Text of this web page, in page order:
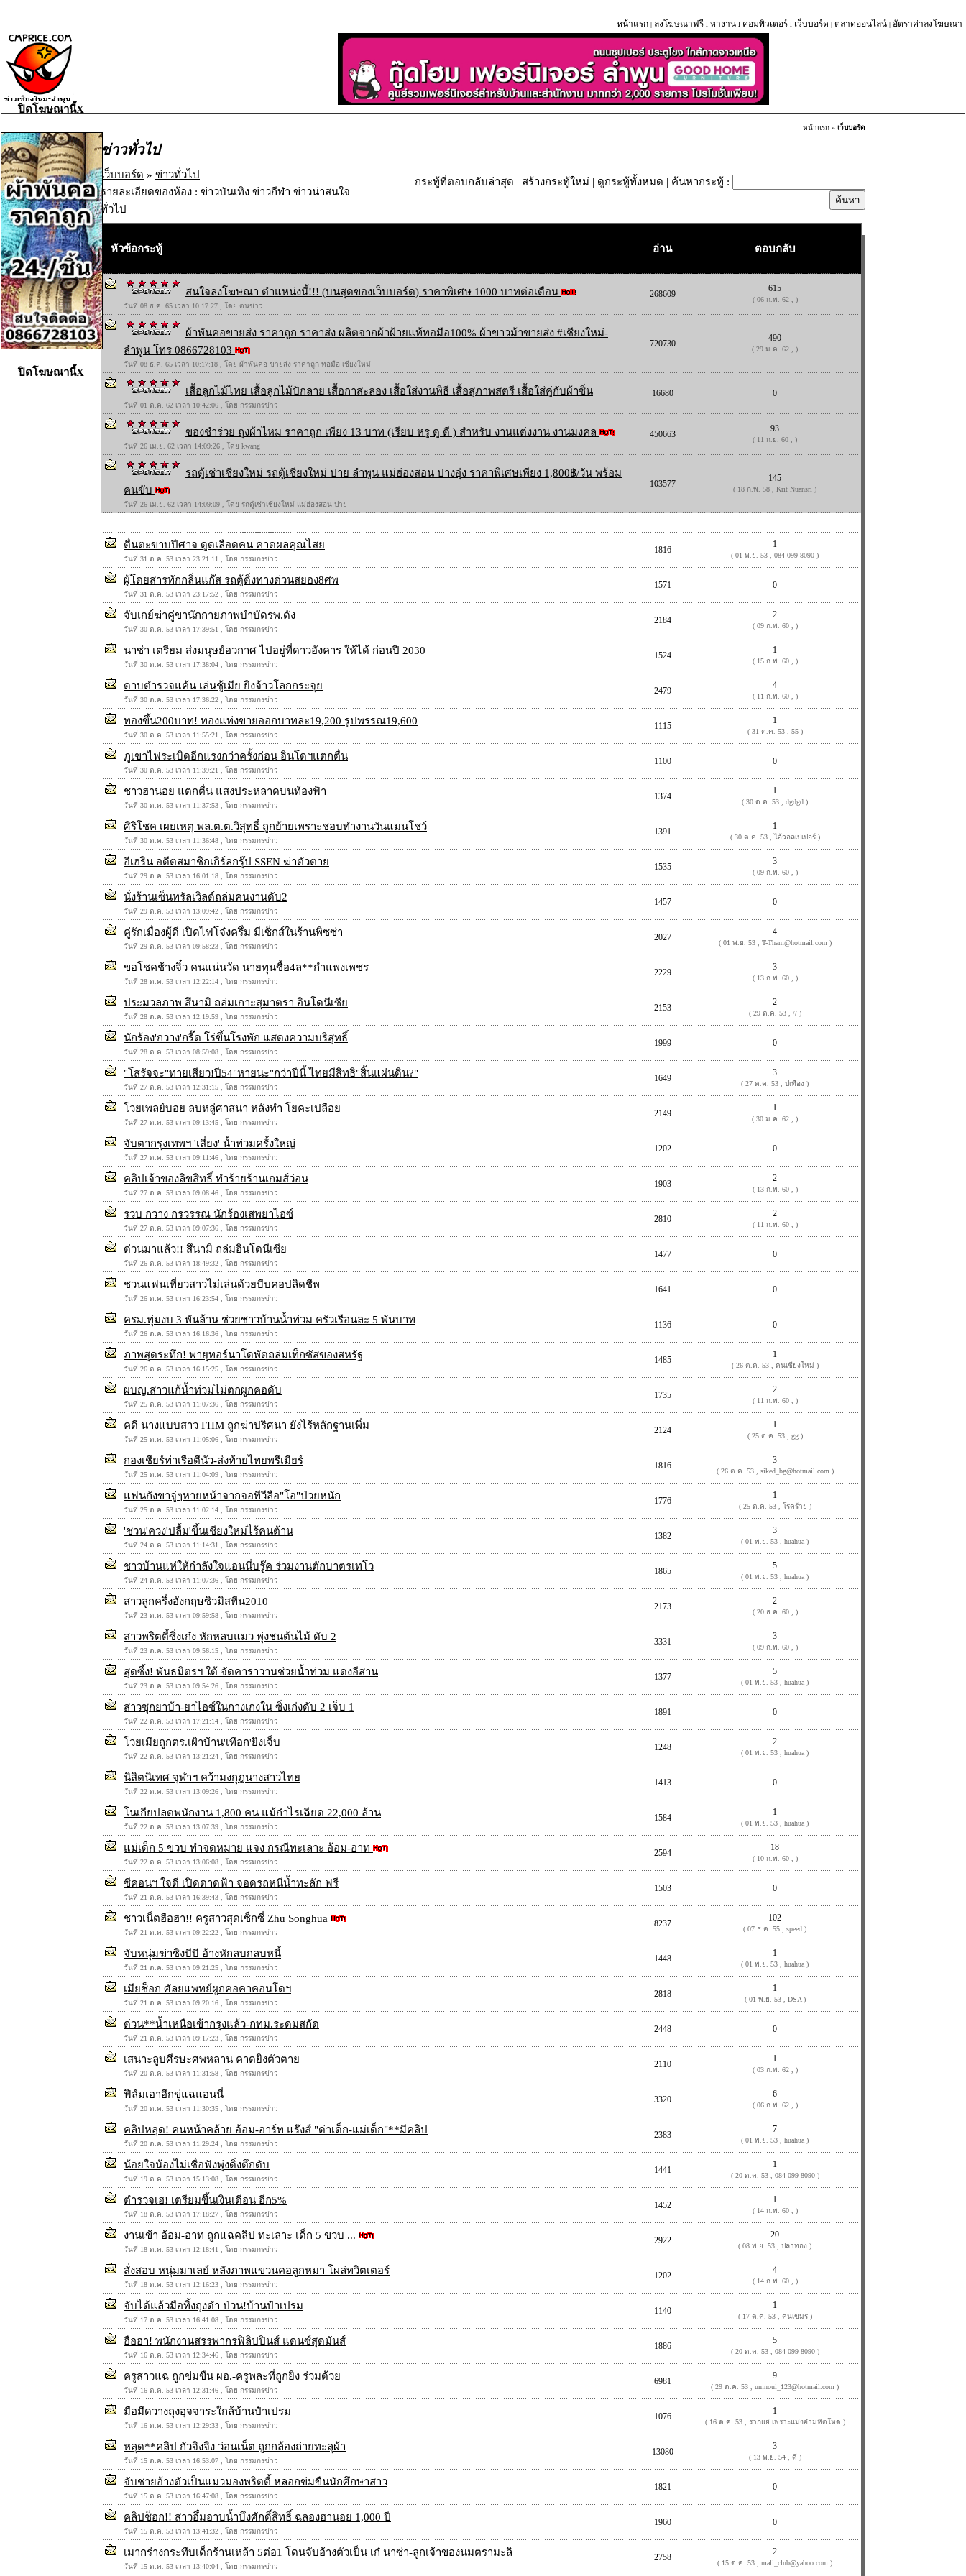
หน้าแรก | ลงโฆษณาฟรี l หางาน l คอมพิวเตอร์ l เว็บบอร์ด | ตลาดออนไลน์ | อัตราค่าลงโฆษณา
หน้าแรก » เว็บบอร์ด
ข่าวทั่วไป
เว็บบอร์ด » ข่าวทั่วไป
รายละเอียดของห้อง : ข่าวบันเทิง ข่าวกีฬา ข่าวน่าสนใจ
ทั่วไป
กระทู้ที่ตอบกลับล่าสุด | สร้างกระทู้ใหม่ | ดูกระทู้ทั้งหมด | ค้นหากระทู้ :
หัวข้อกระทู้ อ่าน ตอบกลับ
สนใจลงโฆษณา ตำแหน่งนี้!!! (บนสุดของเว็บบอร์ด) ราคาพิเศษ 1000 บาทต่อเดือน
วันที่ 08 ธ.ค. 65 เวลา 10:17:27 , โดย ตนข่าว
268609
615
( 06 ก.พ. 62 , )
ผ้าพันคอขายส่ง ราคาถูก ราคาส่ง ผลิตจากผ้าฝ้ายแท้ทอมือ100% ผ้าขาวม้าขายส่ง #เชียงใหม่-
ลำพูน โทร 0866728103
วันที่ 08 ธ.ค. 65 เวลา 10:17:18 , โดย ผ้าพันคอ ขายส่ง ราคาถูก ทอมือ เชียงใหม่
720730
490
( 29 ม.ค. 62 , )
เสื้อลูกไม้ไทย เสื้อลูกไม้ปักลาย เสื้อกาสะลอง เสื้อใส่งานพิธี เสื้อสุภาพสตรี เสื้อใส่คู่กับผ้าซิ่น
วันที่ 01 ต.ค. 62 เวลา 10:42:06 , โดย กรรมกรข่าว
16680 0
ของชำร่วย ถุงผ้าไหม ราคาถูก เพียง 13 บาท (เรียบ หรู ดู ดี ) สำหรับ งานแต่งงาน งานมงคล
วันที่ 26 เม.ย. 62 เวลา 14:09:26 , โดย kwang
450663
93
( 11 ก.ย. 60 , )
รถตู้เช่าเชียงใหม่ รถตู้เชียงใหม่ ปาย ลำพูน แม่ฮ่องสอน ปางอุ๋ง ราคาพิเศษเพียง 1,800฿/วัน พร้อม
คนขับ
วันที่ 26 เม.ย. 62 เวลา 14:09:09 , โดย รถตู้เช่าเชียงใหม่ แม่ฮ่องสอน ปาย
103577
145
( 18 ก.พ. 58 , Krit Nuansri )
ตื่นตะขาบปีศาจ ดูดเลือดคน คาดผลคุณไสย
วันที่ 31 ต.ค. 53 เวลา 23:21:11 , โดย กรรมกรข่าว
1816
1
( 01 พ.ย. 53 , 084-099-8090 )
ผู้โดยสารทักกลิ่นแก๊ส รถตู้ดิ่งทางด่วนสยอง8ศพ
วันที่ 31 ต.ค. 53 เวลา 23:17:52 , โดย กรรมกรข่าว
1571 0
จับเกย์ฆ่าคู่ขานักกายภาพบำบัดรพ.ดัง
วันที่ 30 ต.ค. 53 เวลา 17:39:51 , โดย กรรมกรข่าว
2184
2
( 09 ก.พ. 60 , )
นาซ่า เตรียม ส่งมนุษย์อวกาศ ไปอยู่ที่ดาวอังคาร ให้ได้ ก่อนปี 2030
วันที่ 30 ต.ค. 53 เวลา 17:38:04 , โดย กรรมกรข่าว
1524
1
( 15 ก.พ. 60 , )
ดาบตำรวจแค้น เล่นชู้เมีย ยิงจ้าวโลกกระจุย
วันที่ 30 ต.ค. 53 เวลา 17:36:22 , โดย กรรมกรข่าว
2479
4
( 11 ก.พ. 60 , )
ทองขึ้น200บาท! ทองแท่งขายออกบาทละ19,200 รูปพรรณ19,600
วันที่ 30 ต.ค. 53 เวลา 11:55:21 , โดย กรรมกรข่าว
1115
1
( 31 ต.ค. 53 , 55 )
ภูเขาไฟระเบิดอีกแรงกว่าครั้งก่อน อินโดฯแตกตื่น
วันที่ 30 ต.ค. 53 เวลา 11:39:21 , โดย กรรมกรข่าว
1100 0
ชาวฮานอย แตกตื่น แสงประหลาดบนท้องฟ้า
วันที่ 30 ต.ค. 53 เวลา 11:37:53 , โดย กรรมกรข่าว
1374
1
( 30 ต.ค. 53 , dgdgd )
ศิริโชค เผยเหตุ พล.ต.ต.วิสุทธิ์ ถูกย้ายเพราะชอบทำงานวันแมนโชว์
วันที่ 30 ต.ค. 53 เวลา 11:36:48 , โดย กรรมกรข่าว
1391
1
( 30 ต.ค. 53 , ไอ้วอลเปเปอร์ )
อีเฮริน อดีตสมาชิกเกิร์ลกรุ๊ป SSEN ฆ่าตัวตาย
วันที่ 29 ต.ค. 53 เวลา 16:01:18 , โดย กรรมกรข่าว
1535
3
( 09 ก.พ. 60 , )
นั่งร้านเซ็นทรัลเวิลด์ถล่มคนงานดับ2
วันที่ 29 ต.ค. 53 เวลา 13:09:42 , โดย กรรมกรข่าว
1457 0
คู่รักเมื่องผู้ดี เปิดไฟโจ๋งครึ่ม มีเซ็กส์ในร้านพิซซ่า
วันที่ 29 ต.ค. 53 เวลา 09:58:23 , โดย กรรมกรข่าว
2027
4
( 01 พ.ย. 53 , T-Tham@hotmail.com )
ขอโชคช้างจิ๋ว คนแน่นวัด นายทุนซื้อ4ล**กำแพงเพชร
วันที่ 28 ต.ค. 53 เวลา 12:22:14 , โดย กรรมกรข่าว
2229
3
( 13 ก.พ. 60 , )
ประมวลภาพ สึนามิ ถล่มเกาะสุมาตรา อินโดนีเซีย
วันที่ 28 ต.ค. 53 เวลา 12:19:59 , โดย กรรมกรข่าว
2153
2
( 29 ต.ค. 53 , // )
นักร้อง'กวาง'กรี๊ด โร่ขึ้นโรงพัก แสดงความบริสุทธิ์
วันที่ 28 ต.ค. 53 เวลา 08:59:08 , โดย กรรมกรข่าว
1999 0
"โสรัจจะ"ทายเสียว!ปี54"หายนะ"กว่าปีนี้ ไทยมีสิทธิ"สิ้นแผ่นดิน?"
วันที่ 27 ต.ค. 53 เวลา 12:31:15 , โดย กรรมกรข่าว
1649
3
( 27 ต.ค. 53 , ปเทือง )
โวยเพลย์บอย ลบหลู่ศาสนา หลังทำ โยคะเปลือย
วันที่ 27 ต.ค. 53 เวลา 09:13:45 , โดย กรรมกรข่าว
2149
1
( 30 ม.ค. 62 , )
จับตากรุงเทพฯ 'เสี่ยง' น้ำท่วมครั้งใหญ่
วันที่ 27 ต.ค. 53 เวลา 09:11:46 , โดย กรรมกรข่าว
1202 0
คลิปเจ้าของลิขสิทธิ์ ทำร้ายร้านเกมส์ว่อน
วันที่ 27 ต.ค. 53 เวลา 09:08:46 , โดย กรรมกรข่าว
1903
2
( 13 ก.พ. 60 , )
รวบ กวาง กรวรรณ นักร้องเสพยาไอซ์
วันที่ 27 ต.ค. 53 เวลา 09:07:36 , โดย กรรมกรข่าว
2810
2
( 11 ก.พ. 60 , )
ด่วนมาแล้ว!! สึนามิ ถล่มอินโดนีเซีย
วันที่ 26 ต.ค. 53 เวลา 18:49:32 , โดย กรรมกรข่าว
1477 0
ชวนแฟนเที่ยวสาวไม่เล่นด้วยบีบคอปลิดชีพ
วันที่ 26 ต.ค. 53 เวลา 16:23:54 , โดย กรรมกรข่าว
1641 0
ครม.ทุ่มงบ 3 พันล้าน ช่วยชาวบ้านน้ำท่วม ครัวเรือนละ 5 พันบาท
วันที่ 26 ต.ค. 53 เวลา 16:16:36 , โดย กรรมกรข่าว
1136 0
ภาพสุดระทึก! พายุทอร์นาโดพัดถล่มเท็กซัสของสหรัฐ
วันที่ 26 ต.ค. 53 เวลา 16:15:25 , โดย กรรมกรข่าว
1485
1
( 26 ต.ค. 53 , คนเชียงใหม่ )
ผบญ.สาวแก้น้ำท่วมไม่ตกผูกคอดับ
วันที่ 25 ต.ค. 53 เวลา 11:07:36 , โดย กรรมกรข่าว
1735
2
( 11 ก.พ. 60 , )
คดี นางแบบสาว FHM ถูกฆ่าปริศนา ยังไร้หลักฐานเพิ่ม
วันที่ 25 ต.ค. 53 เวลา 11:05:06 , โดย กรรมกรข่าว
2124
1
( 25 ต.ค. 53 , gg )
กองเชียร์ท่าเรือตีนัว-ส่งท้ายไทยพรีเมียร์
วันที่ 25 ต.ค. 53 เวลา 11:04:09 , โดย กรรมกรข่าว
1816
3
( 26 ต.ค. 53 , siked_bg@hotmail.com )
แฟนกังขาจู่ๆหายหน้าจากจอทีวีลือ"โอ"ป่วยหนัก
วันที่ 25 ต.ค. 53 เวลา 11:02:14 , โดย กรรมกรข่าว
1776
1
( 25 ต.ค. 53 , โรคร้าย )
'ชวน'ควง'ปลื้ม'ขึ้นเชียงใหม่ไร้คนต้าน
วันที่ 24 ต.ค. 53 เวลา 11:14:31 , โดย กรรมกรข่าว
1382
3
( 01 พ.ย. 53 , huahua )
ชาวบ้านแห่ให้กำลังใจแอนนี่บรู๊ค ร่วมงานตักบาตรเทโว
วันที่ 24 ต.ค. 53 เวลา 11:07:36 , โดย กรรมกรข่าว
1865
5
( 01 พ.ย. 53 , huahua )
สาวลูกครึ่งอังกฤษซิวมิสทีน2010
วันที่ 23 ต.ค. 53 เวลา 09:59:58 , โดย กรรมกรข่าว
2173
2
( 20 ธ.ค. 60 , )
สาวพริตตี้ซิ่งเก๋ง หักหลบแมว พุ่งชนต้นไม้ ดับ 2
วันที่ 23 ต.ค. 53 เวลา 09:56:15 , โดย กรรมกรข่าว
3331
3
( 09 ก.พ. 60 , )
สุดซึ้ง! พันธมิตรฯ ใต้ จัดคาราวานช่วยน้ำท่วม แดงอีสาน
วันที่ 23 ต.ค. 53 เวลา 09:54:26 , โดย กรรมกรข่าว
1377
5
( 01 พ.ย. 53 , huahua )
สาวซุกยาบ้า-ยาไอซ์ในกางเกงใน ซิ่งเก๋งดับ 2 เจ็บ 1
วันที่ 22 ต.ค. 53 เวลา 17:21:14 , โดย กรรมกรข่าว
1891 0
โวยเมียถูกตร.เฝ้าบ้าน'เทือก'ยิงเจ็บ
วันที่ 22 ต.ค. 53 เวลา 13:21:24 , โดย กรรมกรข่าว
1248
2
( 01 พ.ย. 53 , huahua )
นิสิตนิเทศ จุฬาฯ คว้ามงกุฎนางสาวไทย
วันที่ 22 ต.ค. 53 เวลา 13:09:26 , โดย กรรมกรข่าว
1413 0
โนเกียปลดพนักงาน 1,800 คน แม้กำไรเฉียด 22,000 ล้าน
วันที่ 22 ต.ค. 53 เวลา 13:07:39 , โดย กรรมกรข่าว
1584
1
( 01 พ.ย. 53 , huahua )
แม่เด็ก 5 ขวบ ทำจดหมาย แจง กรณีทะเลาะ อ้อม-อาท
วันที่ 22 ต.ค. 53 เวลา 13:06:08 , โดย กรรมกรข่าว
2594
18
( 10 ก.พ. 60 , )
ซีคอนฯ ใจดี เปิดดาดฟ้า จอดรถหนีน้ำทะลัก ฟรี
วันที่ 21 ต.ค. 53 เวลา 16:39:43 , โดย กรรมกรข่าว
1503 0
ชาวเน็ตฮือฮา!! ครูสาวสุดเซ็กซี่ Zhu Songhua
วันที่ 21 ต.ค. 53 เวลา 09:22:22 , โดย กรรมกรข่าว
8237
102
( 07 ธ.ค. 55 , speed )
จับหนุ่มฆ่าชิงบีบี อ้างหักลบกลบหนี้
วันที่ 21 ต.ค. 53 เวลา 09:21:25 , โดย กรรมกรข่าว
1448
1
( 01 พ.ย. 53 , huahua )
เมียช็อก ศัลยแพทย์ผูกคอคาคอนโดฯ
วันที่ 21 ต.ค. 53 เวลา 09:20:16 , โดย กรรมกรข่าว
2818
1
( 01 พ.ย. 53 , DSA )
ด่วน**น้ำเหนือเข้ากรุงแล้ว-กทม.ระดมสกัด
วันที่ 21 ต.ค. 53 เวลา 09:17:23 , โดย กรรมกรข่าว
2448 0
เสนาะลูบศีรษะศพหลาน คาดยิงตัวตาย
วันที่ 20 ต.ค. 53 เวลา 11:31:58 , โดย กรรมกรข่าว
2110
1
( 03 ก.พ. 62 , )
ฟิล์มเอาอีกขู่แฉแอนนี่
วันที่ 20 ต.ค. 53 เวลา 11:30:35 , โดย กรรมกรข่าว
3320
6
( 06 ก.พ. 62 , )
คลิปหลุด! คนหน้าคล้าย อ้อม-อาร์ท แร๊งส์ "ด่าเด็ก-แม่เด็ก"**มีคลิป
วันที่ 20 ต.ค. 53 เวลา 11:29:24 , โดย กรรมกรข่าว
2383
7
( 01 พ.ย. 53 , huahua )
น้อยใจน้องไม่เชื่อฟังพุ่งดิ่งตึกดับ
วันที่ 19 ต.ค. 53 เวลา 15:13:08 , โดย กรรมกรข่าว
1441
1
( 20 ต.ค. 53 , 084-099-8090 )
ตำรวจเฮ! เตรียมขึ้นเงินเดีอน อีก5%
วันที่ 18 ต.ค. 53 เวลา 17:18:27 , โดย กรรมกรข่าว
1452
1
( 14 ก.พ. 60 , )
งานเข้า อ้อม-อาท ถูกแฉคลิป ทะเลาะ เด็ก 5 ขวบ ...
วันที่ 18 ต.ค. 53 เวลา 12:18:41 , โดย กรรมกรข่าว
2922
20
( 08 พ.ย. 53 , ปลาทอง )
สั่งสอบ หนุ่มมาเลย์ หลังภาพแขวนคอลูกหมา โผล่ทวิตเตอร์
วันที่ 18 ต.ค. 53 เวลา 12:16:23 , โดย กรรมกรข่าว
1202
4
( 14 ก.พ. 60 , )
จับได้แล้วมือทิ้งถุงดำ ป่วน!บ้านป๋าเปรม
วันที่ 17 ต.ค. 53 เวลา 16:41:08 , โดย กรรมกรข่าว
1140
1
( 17 ต.ค. 53 , คนเขมร )
ฮือฮา! พนักงานสรรพากรฟิลิปปินส์ แดนซ์สุดมันส์
วันที่ 16 ต.ค. 53 เวลา 12:34:46 , โดย กรรมกรข่าว
1886
5
( 20 ต.ค. 53 , 084-099-8090 )
ครูสาวแฉ ถูกข่มขืน ผอ.-ครูพละที่ถูกยิง ร่วมด้วย
วันที่ 16 ต.ค. 53 เวลา 12:31:46 , โดย กรรมกรข่าว
6981
9
( 29 ต.ค. 53 , umnoui_123@hotmail.com )
มือมืดวางถุงอุจจาระใกล้บ้านป๋าเปรม
วันที่ 16 ต.ค. 53 เวลา 12:29:33 , โดย กรรมกรข่าว
1076
1
( 16 ต.ค. 53 , รากแย่ เพราะแม่งอำมหิตโหด )
หลุด**คลิป กัวจิงจิง ว่อนเน็ต ถูกกล้องถ่ายทะลุผ้า
วันที่ 15 ต.ค. 53 เวลา 16:53:07 , โดย กรรมกรข่าว
13080
3
( 13 พ.ย. 54 , ดี )
จับชายอ้างตัวเป็นแมวมองพริตตี้ หลอกข่มขืนนักศึกษาสาว
วันที่ 15 ต.ค. 53 เวลา 16:47:08 , โดย กรรมกรข่าว
1821 0
คลิปช็อก!! สาวอึ๋มอาบน้ำบึงศักดิ์สิทธิ์ ฉลองฮานอย 1,000 ปี
วันที่ 15 ต.ค. 53 เวลา 13:41:32 , โดย กรรมกรข่าว
1960 0
เมากร่างกระทืบเด็กร้านเหล้า 5ต่อ1 โดนจับอ้างตัวเป็น เก๋ นาซ่า-ลูกเจ้าของนมตรามะลิ
วันที่ 15 ต.ค. 53 เวลา 13:40:04 , โดย กรรมกรข่าว
2758
2
( 15 ต.ค. 53 , mali_club@yahoo.com )
ปิดโฆษณานี้X
ปิดโฆษณานี้X